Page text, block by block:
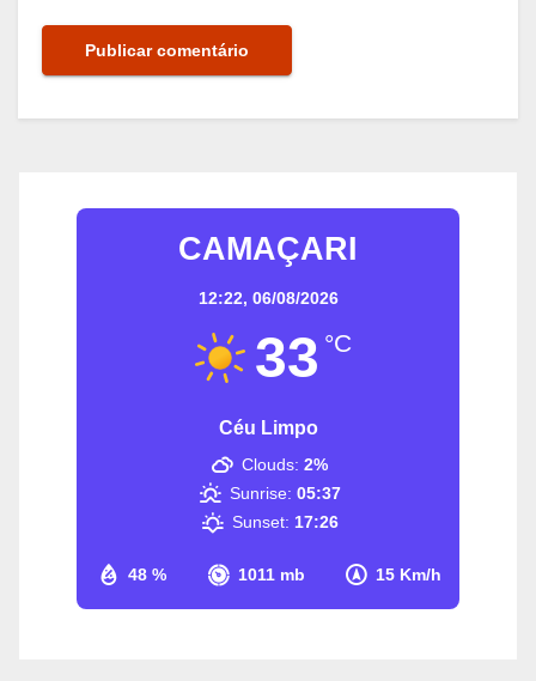
CAMAÇARI
12:22, 06/08/2026
33 °C
Céu Limpo
48 % 1011 mb 15 Km/h
Clouds: 2%
Sunrise: 05:37
Sunset: 17:26